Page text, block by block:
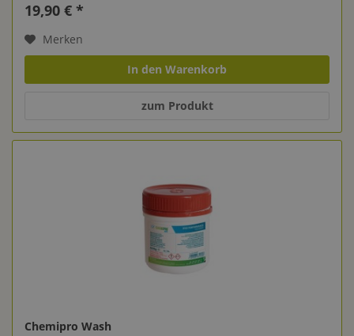
19,90 € *
Merken
In den Warenkorb
zum Produkt
Chemipro Wash